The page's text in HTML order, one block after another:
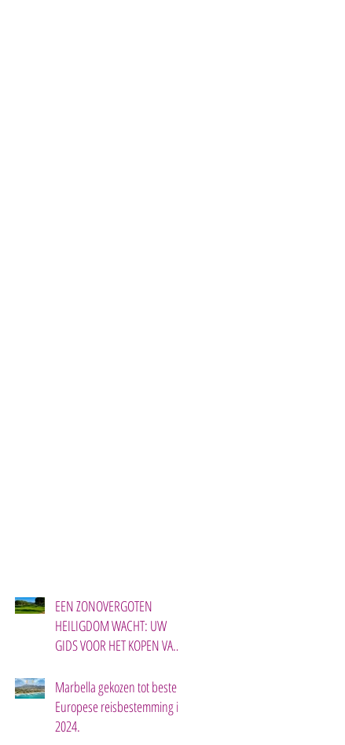
EEN ZONOVERGOTEN
HEILIGDOM WACHT: UW
GIDS VOOR HET KOPEN VAN
MARBELLA.
Marbella gekozen tot beste
Europese reisbestemming in
2024.